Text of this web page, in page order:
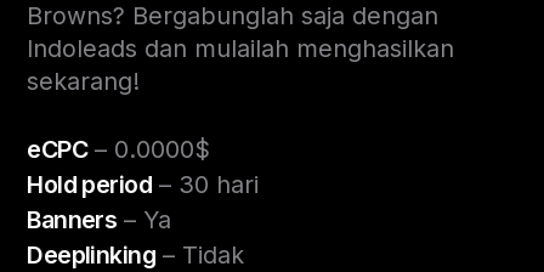
Browns? Bergabunglah saja dengan
Indoleads dan mulailah menghasilkan
sekarang!
eCPC– 0.0000$
Hold period– 30 hari
Banners – Ya
Deeplinking– Tidak